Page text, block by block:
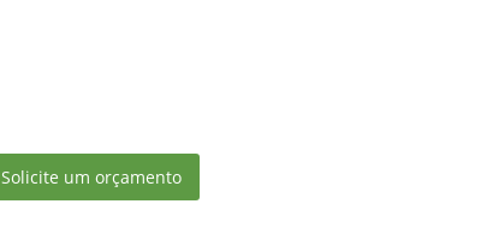
Solicite um orçamento